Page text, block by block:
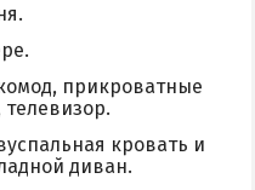
прикроватные
кровать и
диван.